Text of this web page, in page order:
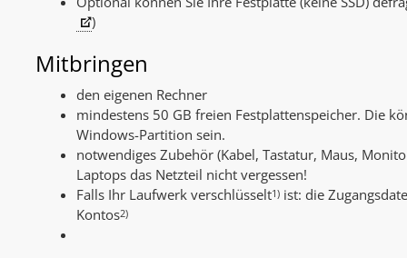
)
Mitbringen
den eigenen Rechner
mindestens 50 GB freien Festplattenspeicher. Die
Windows-Partition sein.
notwendiges Zubehör (Kabel, Tastatur, Maus,
Laptops das Netzteil nicht vergessen!
Falls Ihr Laufwerk verschlüsselt1) ist: die
Kontos2)